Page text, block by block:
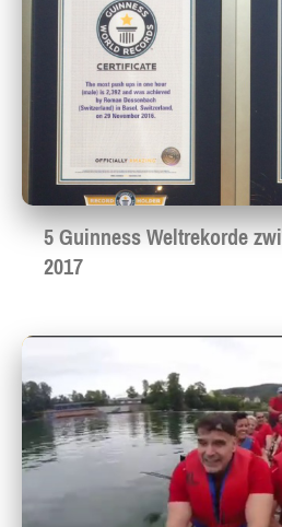
5 Guinness Weltrekorde
2017